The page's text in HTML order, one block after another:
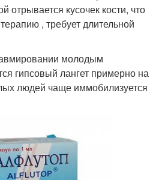
отрывается кусочек кости, что
, требует длительной
молодым
гипсовый лангет примерно на
людей чаще иммобилизуется